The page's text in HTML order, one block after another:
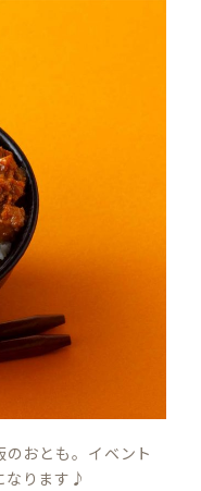
おとも。イベント
なります♪